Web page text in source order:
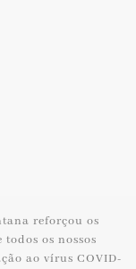
reforçou os
os nossos
ao vírus COVID-